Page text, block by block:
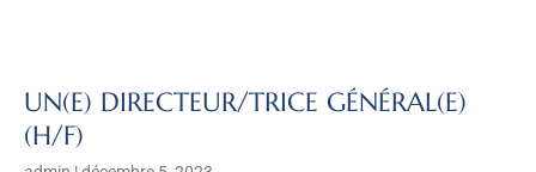
UN(E) DIRECTEUR/TRICE GÉNÉRAL(E)
(H/F)